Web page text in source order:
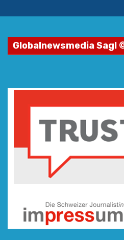
Globalnewsmedia Sagl